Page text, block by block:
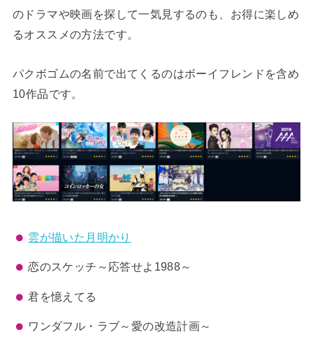
のドラマや映画を探して一気見するのも、お得に楽しめ
るオススメの方法です。
パクボゴムの名前で出てくるのはボーイフレンドを含め
10作品です。
雲が描いた月明かり
恋のスケッチ～応答せよ1988～
君を憶えてる
ワンダフル・ラブ～愛の改造計画～